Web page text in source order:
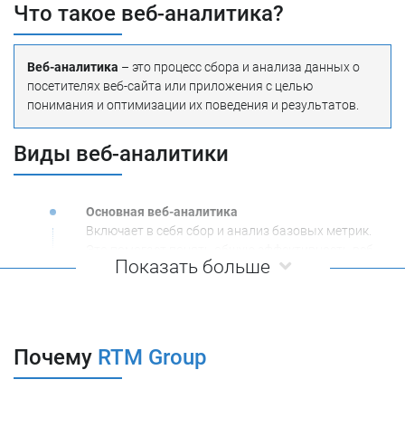
Что такое веб-аналитика?
Веб-аналитика – это процесс сбора и анализа данных о
посетителях веб-сайта или приложения с целью
понимания и оптимизации их поведения и результатов.
Виды веб-аналитики
Основная веб-аналитика
Включает в себя сбор и анализ базовых метрик.
сайта и его привлекательность для посетителя.
на веб-сайте или в приложении.
Показать больше
Почему RTM Group